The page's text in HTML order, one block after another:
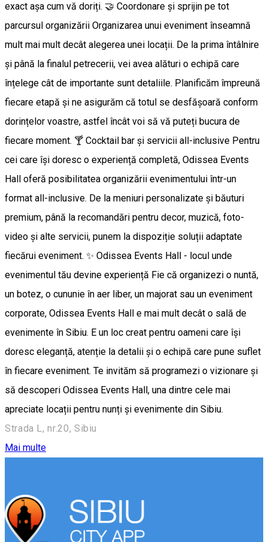
exact așa cum vă doriți. 🤝 Coordonare și sprijin pe tot
parcursul organizării Organizarea unui eveniment înseamnă
mult mai mult decât alegerea unei locații. De la prima întâlnire
și până la finalul petrecerii, vei avea alături o echipă care
înțelege cât de importante sunt detaliile. Planificăm împreună
fiecare etapă și ne asigurăm că totul se desfășoară conform
dorințelor voastre, astfel încât voi să vă puteți bucura de
fiecare moment. 🍸 Cocktail bar și servicii all-inclusive Pentru
cei care își doresc o experiență completă, Odissea Events
Hall oferă posibilitatea organizării evenimentului într-un
format all-inclusive. De la meniuri personalizate și băuturi
premium, până la recomandări pentru decor, muzică, foto-
video și alte servicii, punem la dispoziție soluții adaptate
fiecărui eveniment. ✨️ Odissea Events Hall - locul unde
evenimentul tău devine experiență Fie că organizezi o nuntă,
un botez, o cununie în aer liber, un majorat sau un eveniment
corporate, Odissea Events Hall e mai mult decât o sală de
evenimente în Sibiu. E un loc creat pentru oameni care își
doresc eleganță, atenție la detalii și o echipă care pune suflet
în fiecare eveniment. Te invităm să programezi o vizionare și
să descoperi Odissea Events Hall, una dintre cele mai
apreciate locații pentru nunți și evenimente din Sibiu.
Strada L, nr.20, Sibiu
Mai multe